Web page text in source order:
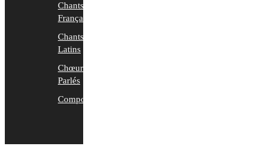
Chants
Français
Chants
Latins
Chœurs
Parlés
Compositions